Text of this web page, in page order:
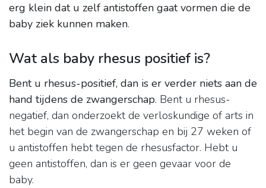
erg klein dat u zelf antistoffen gaat vormen die de
baby ziek kunnen maken.
Wat als baby rhesus positief is?
Bent u rhesus-positief, dan is er verder niets aan de
hand tijdens de zwangerschap. Bent u rhesus-
negatief, dan onderzoekt de verloskundige of arts in
het begin van de zwangerschap en bij 27 weken of
u antistoffen hebt tegen de rhesusfactor. Hebt u
geen antistoffen, dan is er geen gevaar voor de
baby.